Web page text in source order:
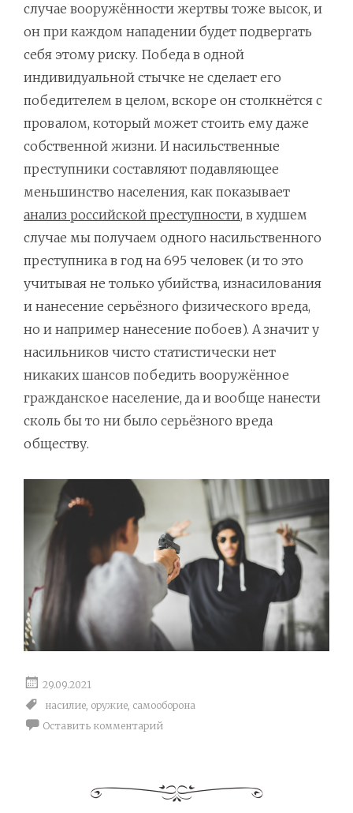
случае вооружённости жертвы тоже высок, и
он при каждом нападении будет подвергать
себя этому риску. Победа в одной
индивидуальной стычке не сделает его
победителем в целом, вскоре он столкнётся с
провалом, который может стоить ему даже
собственной жизни. И насильственные
преступники составляют подавляющее
меньшинство населения, как показывает
анализ российской преступности, в худшем
случае мы получаем одного насильственного
преступника в год на 695 человек (и то это
учитывая не только убийства, изнасилования
и нанесение серьёзного физического вреда,
но и например нанесение побоев). А значит у
насильников чисто статистически нет
никаких шансов победить вооружённое
гражданское население, да и вообще нанести
сколь бы то ни было серьёзного вреда
обществу.
29.09.2021
насилие, оружие, самооборона
Оставить комментарий